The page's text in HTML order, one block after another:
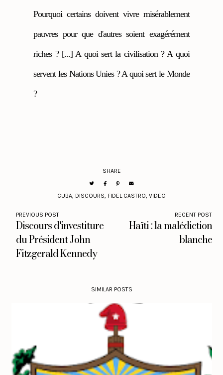
Pourquoi certains doivent vivre misérablement
pauvres pour que d'autres soient exagérément
riches ? [...] A quoi sert la civilisation ? A quoi
servent les Nations Unies ? A quoi sert le Monde
?
SHARE
CUBA, DISCOURS, FIDEL CASTRO, VIDEO
PREVIOUS POST
Discours d'investiture
du Président John
Fitzgerald Kennedy
RECENT POST
Haïti : la malédiction
blanche
SIMILAR POSTS